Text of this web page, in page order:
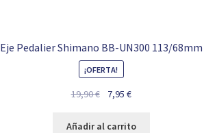
Eje Pedalier Shimano BB-UN300 113/68mm
¡OFERTA!
19,90€
original
7,95€El
actual
Añadir al carrito